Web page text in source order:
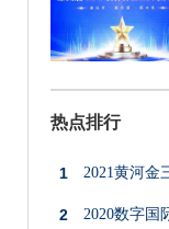
热点排行
1 2021黄河金
2 2020数字国